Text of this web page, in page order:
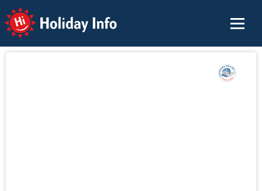
Holiday Info